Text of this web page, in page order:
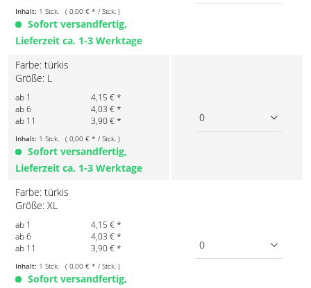
Inhalt: 1 Stck. ( 0,00 € * / Stck. )
Sofort versandfertig,
Lieferzeit ca. 1-3 Werktage
Farbe: türkis
Größe: L
ab 1
4,15 € *
ab 6
4,03 € *
ab 11
3,90 € *
Inhalt: 1 Stck. ( 0,00 € * / Stck. )
Sofort versandfertig,
Lieferzeit ca. 1-3 Werktage
0
Farbe: türkis
Größe: XL
ab 1
4,15 € *
ab 6
4,03 € *
ab 11
3,90 € *
Inhalt: 1 Stck. ( 0,00 € * / Stck. )
Sofort versandfertig,
0